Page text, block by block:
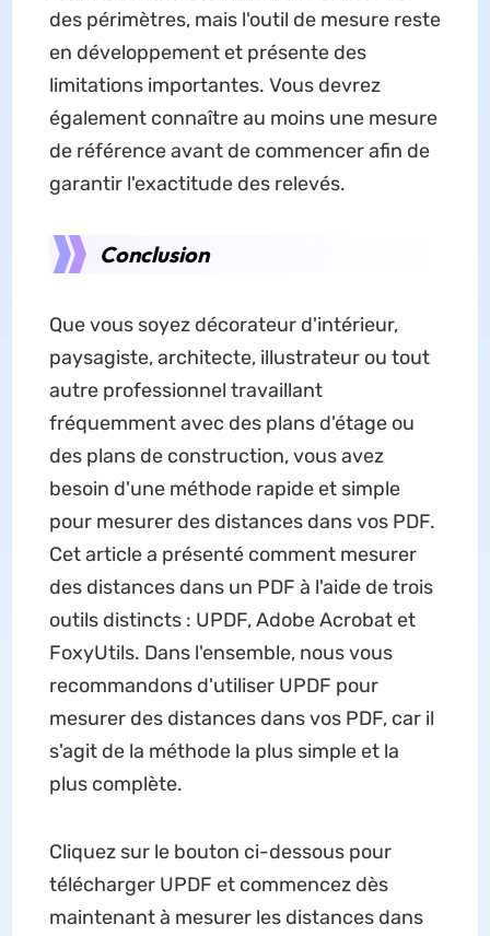
des périmètres, mais l'outil de mesure reste
en développement et présente des
limitations importantes. Vous devrez
également connaître au moins une mesure
de référence avant de commencer afin de
garantir l'exactitude des relevés.
Conclusion
Que vous soyez décorateur d'intérieur,
paysagiste, architecte, illustrateur ou tout
autre professionnel travaillant
fréquemment avec des plans d'étage ou
des plans de construction, vous avez
besoin d'une méthode rapide et simple
pour mesurer des distances dans vos PDF.
Cet article a présenté comment mesurer
des distances dans un PDF à l'aide de trois
outils distincts : UPDF, Adobe Acrobat et
FoxyUtils. Dans l'ensemble, nous vous
recommandons d'utiliser UPDF pour
mesurer des distances dans vos PDF, car il
s'agit de la méthode la plus simple et la
plus complète.
Cliquez sur le bouton ci-dessous pour
télécharger UPDF et commencez dès
maintenant à mesurer les distances dans